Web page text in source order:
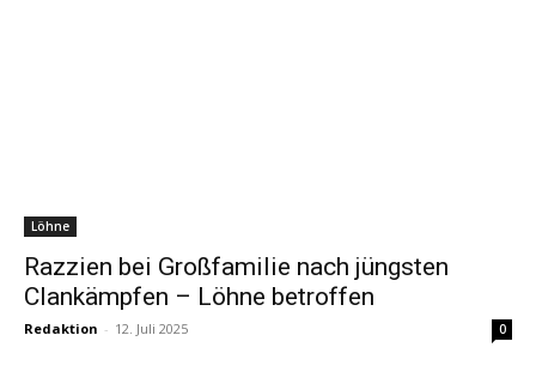
Löhne
Razzien bei Großfamilie nach jüngsten
Clankämpfen – Löhne betroffen
Redaktion - 12. Juli 2025 0